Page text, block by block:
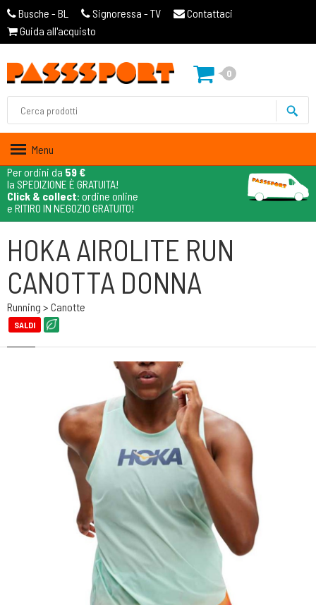
Busche - BL Signoressa - TV
Contattaci
Guida all'acquisto
0
Menu
Per ordini da 59 €
la SPEDIZIONE È GRATUITA!
Click & collect: ordine online
e RITIRO IN NEGOZIO GRATUITO!
HOKA AIROLITE RUN
CANOTTA DONNA
Running > Canotte
SALDI